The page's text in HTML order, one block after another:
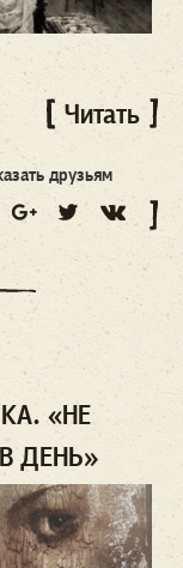
Читать
друзьям
«НЕ
ДЕНЬ»